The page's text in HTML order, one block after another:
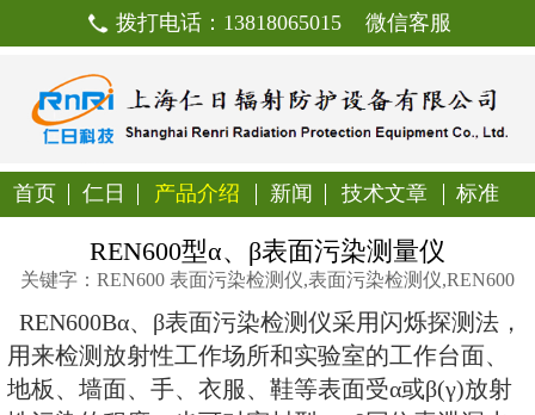
拨打电话：13818065015
首页 仁日 产品介绍 新闻 技
REN600型α、β表面污
关键字：REN600 表面污染检测仪,表面污